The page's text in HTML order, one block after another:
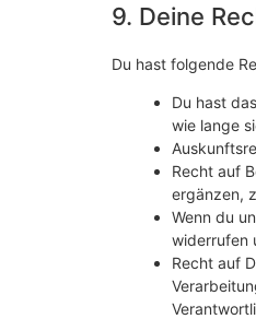
9. Deine
Du hast folgende
Du hast
wie lange
Recht auf
ergänzen,
Wenn du
widerrufen
Recht auf